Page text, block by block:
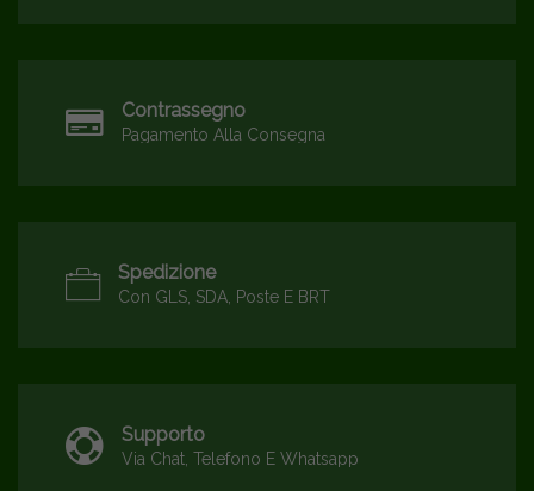
Contrassegno
Pagamento Alla Consegna
Spedizione
Con GLS, SDA, Poste E BRT
Supporto
Via Chat, Telefono E Whatsapp